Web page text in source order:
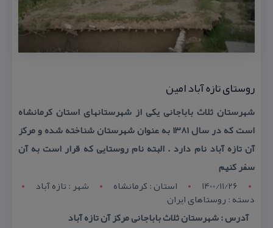
روستای تازه آباد امین
شهرستان ثلاث باباجانی یكی از شهرستانهای استان كرمانشاه
است كه در سال ۱۳۸۱ به عنوان شهرستان شناخته شده و مركز
آن تازه آباد نام دارد . البته نام روستایی كه قرار است به آن
سفر كنیم
1400/11/26
استان : کرمانشاه شهر : تازه آباد
دسته : روستاهای ایران
آدرس : شهرستان ثلاث باباجانی مركز آن تازه آباد